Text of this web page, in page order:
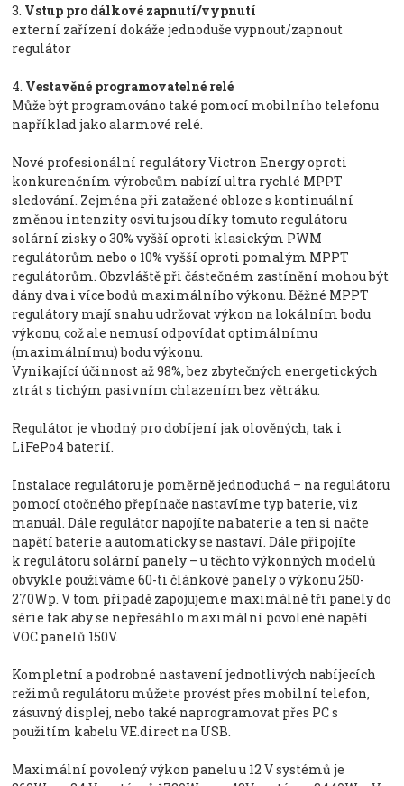
3. Vstup pro dálkové zapnutí/vypnutí
externí zařízení dokáže jednoduše vypnout/zapnout
regulátor
4. Vestavěné programovatelné relé
Může být programováno také pomocí mobilního telefonu
například jako alarmové relé.
Nové profesionální regulátory Victron Energy oproti
konkurenčním výrobcům nabízí ultra rychlé MPPT
sledování. Zejména při zatažené obloze s kontinuální
změnou intenzity osvitu jsou díky tomuto regulátoru
solární zisky o 30% vyšší oproti klasickým PWM
regulátorům nebo o 10% vyšší oproti pomalým MPPT
regulátorům. Obzvláště při částečném zastínění mohou být
dány dva i více bodů maximálního výkonu. Běžné MPPT
regulátory mají snahu udržovat výkon na lokálním bodu
výkonu, což ale nemusí odpovídat optimálnímu
(maximálnímu) bodu výkonu.
Vynikající účinnost až 98%, bez zbytečných energetických
ztrát s tichým pasivním chlazením bez větráku.
Regulátor je vhodný pro dobíjení jak olověných, tak i
LiFePo4 baterií.
Instalace regulátoru je poměrně jednoduchá – na regulátoru
pomocí otočného přepínače nastavíme typ baterie, viz
manuál. Dále regulátor napojíte na baterie a ten si načte
napětí baterie a automaticky se nastaví. Dále připojíte
k regulátoru solární panely – u těchto výkonných modelů
obvykle používáme 60-ti článkové panely o výkonu 250-
270Wp. V tom případě zapojujeme maximálně tři panely do
série tak aby se nepřesáhlo maximální povolené napětí
VOC panelů 150V.
Kompletní a podrobné nastavení jednotlivých nabíjecích
režimů regulátoru můžete provést přes mobilní telefon,
zásuvný displej, nebo také naprogramovat přes PC s
použitím kabelu VE.direct na USB.
Maximální povolený výkon panelu u 12 V systémů je